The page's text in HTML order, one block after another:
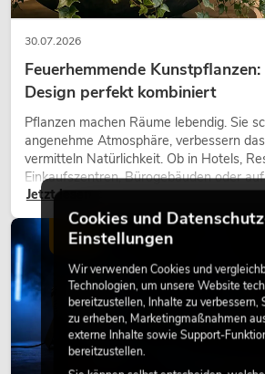
30.07.2026
Feuerhemmende
Design perfekt kombiniert
Pflanzen machen Räume lebendig. Sie
angenehme Atmosphäre, verbessern
vermitteln Natürlichkeit. Ob in Hotels,
Einkaufszentren, Bürogebäuden oder
eine hochwertige Begrünung gehört
modernen Raumkonzept.
Jetzt lesen
LICHT
Cookies und
Einstellungen
Wir verwenden Cookies und
Technologien, um unsere Website
bereitzustellen, Inhalte zu verbessern,
zu erheben, Marketingmaßnahmen
externe Inhalte sowie Support-
bereitzustellen.